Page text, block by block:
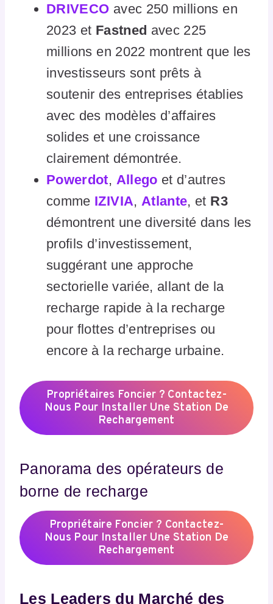
DRIVECO avec 250 millions en
2023 et Fastned avec 225
millions en 2022 montrent que les
investisseurs sont prêts à
soutenir des entreprises établies
avec des modèles d’affaires
solides et une croissance
clairement démontrée.
Powerdot, Allego et d’autres
comme IZIVIA, Atlante, et R3
démontrent une diversité dans les
profils d’investissement,
suggérant une approche
sectorielle variée, allant de la
recharge rapide à la recharge
pour flottes d’entreprises ou
encore à la recharge urbaine.
Propriétaires Foncier ? Contactez-
Nous Pour Installer Une Station De
Rechargement
Panorama des opérateurs de
borne de recharge
Propriétaire Foncier ? Contactez-
Nous Pour Installer Une Station De
Rechargement
Les Leaders du Marché des